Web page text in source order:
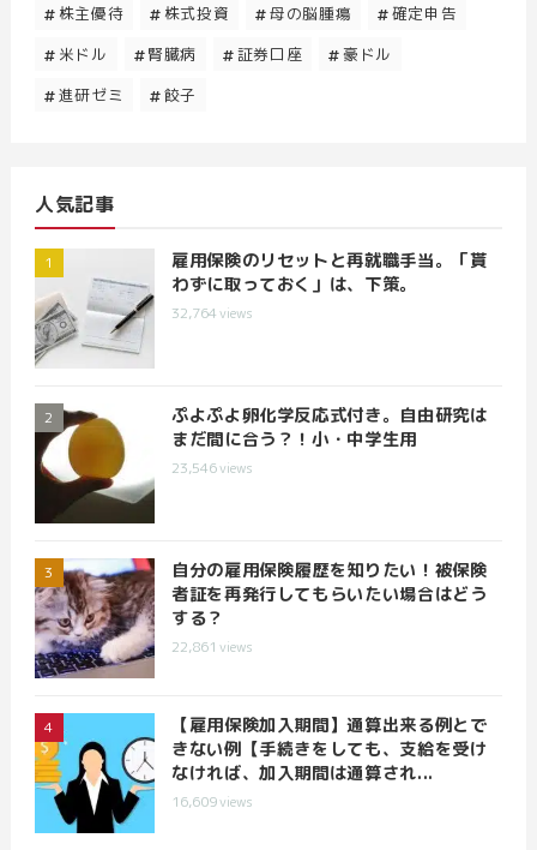
株主優待
株式投資 母の脳腫瘍
確定申告
米ドル
腎臓病 証券口座
豪ドル
進研ゼミ
餃子
人気記事
雇用保険のリセットと再就職手当。「貰
わずに取っておく」は、下策。
32,764views
ぷよぷよ卵化学反応式付き。自由研究は
まだ間に合う？！小・中学生用
23,546views
自分の雇用保険履歴を知りたい！被保険
者証を再発行してもらいたい場合はどう
する？
22,861 views
【雇用保険加入期間】通算出来る例とで
きない例【手続きをしても、支給を受け
なければ、加入期間は通算され...
16,609views